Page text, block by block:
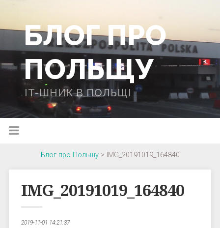
БЛОГ ПРО
ПОЛЬЩУ
IT-ШНИК В ПОЛЬЩІ
Блог про Польщу> IMG_20191019_164840
IMG_20191019_164840
2019-11-01 14:21:37